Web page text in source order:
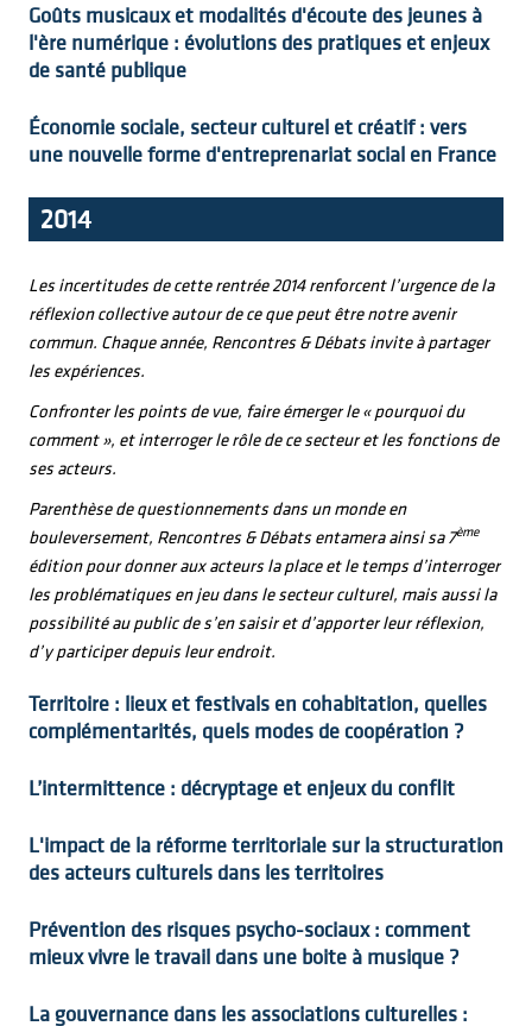
Goûts musicaux et modalités d'écoute des jeunes à
l'ère numérique : évolutions des pratiques et enjeux
de santé publique
Économie sociale, secteur culturel et créatif : vers
une nouvelle forme d'entreprenariat social en France
2014
Les incertitudes de cette rentrée 2014 renforcent l’urgence de la
réflexion collective autour de ce que peut être notre avenir
commun. Chaque année, Rencontres & Débats invite à partager
les expériences.
Confronter les points de vue, faire émerger le « pourquoi du
comment », et interroger le rôle de ce secteur et les fonctions de
ses acteurs.
Parenthèse de questionnements dans un monde en
bouleversement, Rencontres & Débats entamera ainsi sa 7ème
édition pour donner aux acteurs la place et le temps d’interroger
les problématiques en jeu dans le secteur culturel, mais aussi la
possibilité au public de s’en saisir et d’apporter leur réflexion,
d’y participer depuis leur endroit.
Territoire : lieux et festivals en cohabitation, quelles
complémentarités, quels modes de coopération ?
L’intermittence : décryptage et enjeux du conflit
L'impact de la réforme territoriale sur la structuration
des acteurs culturels dans les territoires
Prévention des risques psycho-sociaux : comment
mieux vivre le travail dans une boite à musique ?
La gouvernance dans les associations culturelles :